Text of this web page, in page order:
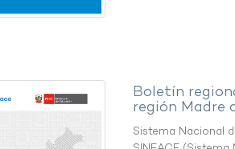
Boletín
región Madre
Sistema Nacional